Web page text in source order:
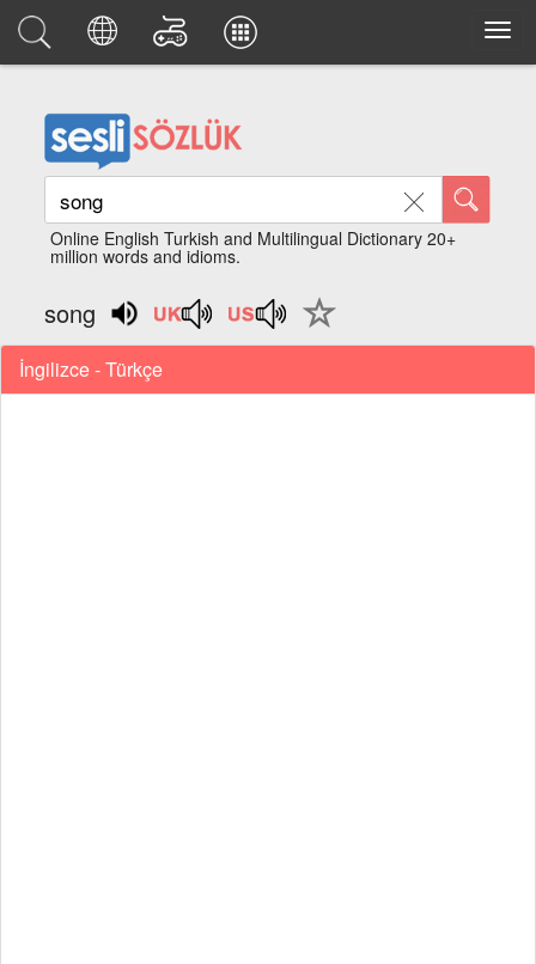
Online English Turkish and Multilingual Dictionary 20+
million words and idioms.
song
İngilizce - Türkçe